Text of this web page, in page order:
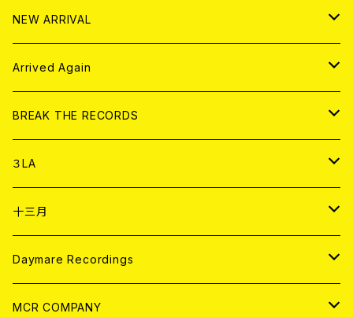
HOOD
EL ZINE
アナログ
アパレル
書籍
DIGITAL CONTENTS
NEW ARRIVAL
CD
アナログ
Arrived Again
CD
アナログ
BREAK THE RECORDS
CD
ANALOG
アパレル
３LA
CD
ANALOG
十三月
CD
ANALOG
Daymare Recordings
CD
MCR COMPANY